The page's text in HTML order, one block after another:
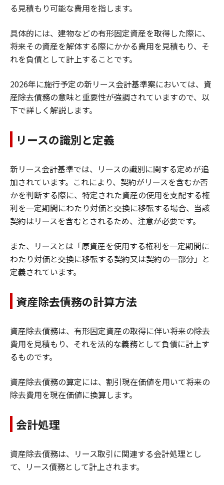
る見積もり可能な費用を指します。
具体的には、建物などの有形固定資産を取得した際に、
将来その資産を解体する際にかかる費用を見積もり、そ
れを負債として計上することです。
2026年に施行予定の新リース会計基準案においては、資
産除去債務の意味と重要性が強調されていますので、以
下で詳しく解説します。
リースの識別と定義
新リース会計基準では、リースの識別に関する定めが追
加されています。これにより、契約がリースを含むか否
かを判断する際に、特定された資産の使用を支配する権
利を一定期間にわたり対価と交換に移転する場合、当該
契約はリースを含むとされるため、注意が必要です。
また、リースとは「原資産を使用する権利を一定期間に
わたり対価と交換に移転する契約又は契約の一部分」と
定義されています。
資産除去債務の計算方法
資産除去債務は、有形固定資産の取得に伴い将来の除去
費用を見積もり、それを法的な義務として負債に計上す
るものです。
資産除去債務の算定には、割引現在価値を用いて将来の
除去費用を現在価値に換算します。
会計処理
資産除去債務は、リース取引に関連する会計処理とし
て、リース債務として計上されます。